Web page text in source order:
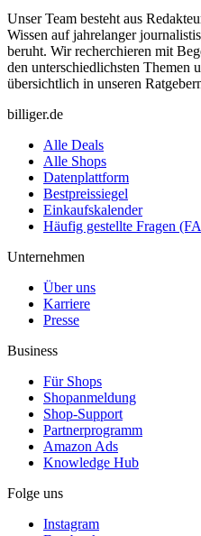
Unser Team besteht aus
Wissen auf jahrelanger
beruht. Wir recherchieren mit
den unterschiedlichsten Themen
übersichtlich in unseren
billiger.de
Alle Deals
Alle Shops
Datenplattform
Bestpreissiegel
Einkaufskalender
Häufig gestellte Fragen
Unternehmen
Über uns
Karriere
Presse
Business
Für Shops
Shopanmeldung
Shop-Support
Partnerprogramm
Amazon Ads
Knowledge Hub
Folge uns
Instagram